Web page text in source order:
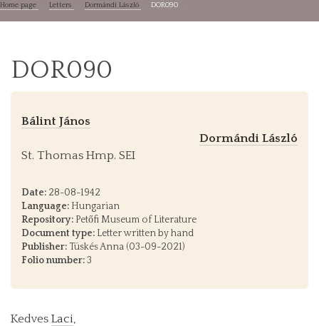
Home page Letters Dormándi László DOR090
DOR090
Bálint János
Dormándi László
St. Thomas Hmp. SEI
Date: 28-08-1942
Language: Hungarian
Repository: Petőfi Museum of Literature
Document type: Letter written by hand
Publisher: Tüskés Anna (03-09-2021)
Folio number:3
Kedves Laci,